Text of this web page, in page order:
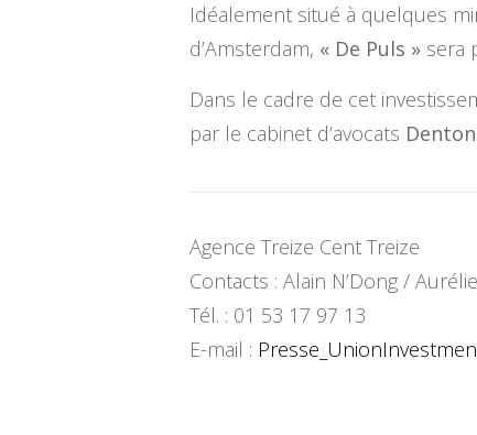
Idéalement situé à quelques
d’Amsterdam, « De Puls » sera
Dans le cadre de cet
par le cabinet d’avocats
Agence Treize Cent Treize
Contacts : Alain N’Dong /
Tél. : 01 53 17 97 13
E-mail :